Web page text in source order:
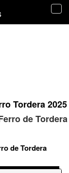
Tordera 2025
de Tordera
de Tordera